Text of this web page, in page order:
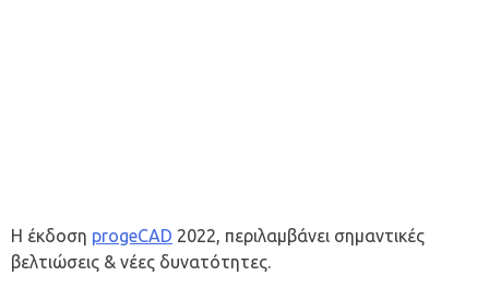
Η έκδοση progeCAD 2022, περιλαμβάνει σημαντικές
βελτιώσεις & νέες δυνατότητες.